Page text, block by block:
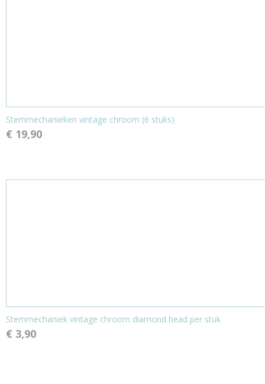
Stemmechanieken vintage chroom (6 stuks)
€ 19,90
Stemmechaniek vintage chroom diamond head per stuk
€ 3,90